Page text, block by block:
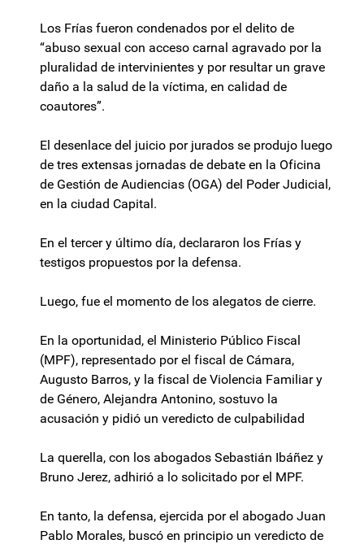
Los Frías fueron condenados por el delito de
“abuso sexual con acceso carnal agravado por la
pluralidad de intervinientes y por resultar un grave
daño a la salud de la víctima, en calidad de
coautores”.
El desenlace del juicio por jurados se produjo luego
de tres extensas jornadas de debate en la Oficina
de Gestión de Audiencias (OGA) del Poder Judicial,
en la ciudad Capital.
En el tercer y último día, declararon los Frías y
testigos propuestos por la defensa.
Luego, fue el momento de los alegatos de cierre.
En la oportunidad, el Ministerio Público Fiscal
(MPF), representado por el fiscal de Cámara,
Augusto Barros, y la fiscal de Violencia Familiar y
de Género, Alejandra Antonino, sostuvo la
acusación y pidió un veredicto de culpabilidad
La querella, con los abogados Sebastián Ibáñez y
Bruno Jerez, adhirió a lo solicitado por el MPF.
En tanto, la defensa, ejercida por el abogado Juan
Pablo Morales, buscó en principio un veredicto de